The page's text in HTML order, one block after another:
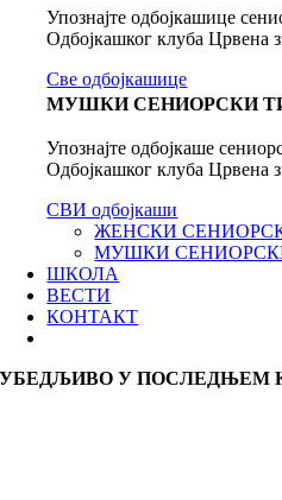
Упознајте одбојкашице
Одбојкашког клуба Црвена
Све одбојкашице
МУШКИ СЕНИОРСКИ
Упознајте одбојкаше
Одбојкашког клуба Црвена
СВИ одбојкаши
ЖЕНСКИ
МУШКИ
ШКОЛА
ВЕСТИ
КОНТАКТ
УБЕДЉИВО У ПОСЛЕДЊЕМ